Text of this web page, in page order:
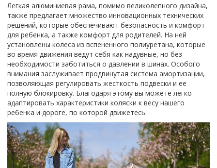
Легкая алюминиевая рама, помимо великолепного дизайна,
также предлагает множество инновационных технических
решений, которые обеспечивают безопасность и комфорт
для ребенка, а также комфорт для родителей. На ней
установлены колеса из вспененного полиуретана, которые
во время движения ведут себя как надувные, но без
необходимости заботиться о давлении в шинах. Особого
внимания заслуживает продвинутая система амортизации,
позволяющая регулировать жесткость подвески и ее
полную блокировку. Благодаря этому вы можете легко
адаптировать характеристики коляски к весу нашего
ребенка и дороге, по которой движетесь.